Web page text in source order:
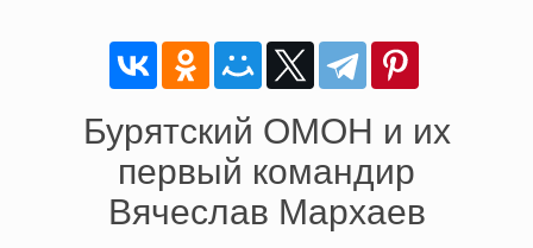
Бурятский ОМОН и их
первый командир
Вячеслав Мархаев